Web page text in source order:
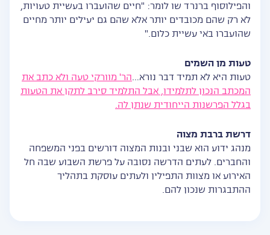
והפילוסוף ברנרד שו לומר: "חיים שהועברו בעשיית טעויות,
לא רק שהם מכובדים יותר אלא שהם גם יעילים יותר מחיים
שהועברו באי עשיית כלום."
טעות מן השמים
טעות היא לא תמיד דבר נורא…הר' מוורקי טעה ולא כתב את
המכתב הנכון לתלמידו, אבל התלמיד סירב לתקן את הטעות
בגלל הפרשנות הייחודית שנתן לה.
דרשת ברבת מצוה
מנהג ידוע הוא שבני ובנות המצוה דורשים בפני המשפחה
והחברים. לעתים הדרשה נסובה על פרשת השבוע שבה חל
האירוע או מצוות התפילין ולעתים עוסקת בתהליך
ההתבגרות שנכון להם.